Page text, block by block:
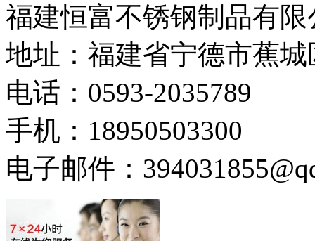
福建恒富不锈钢制品有限
地址：福建省宁德市蕉城
电话：0593-2035789
手机：18950503300
电子邮件：